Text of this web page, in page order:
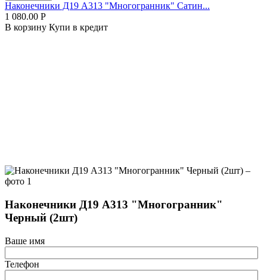
Наконечники Д19 А313 "Многогранник" Сатин...
1 080.00 Р
В корзину Купи в кредит
Наконечники Д19 А313 "Многогранник"
Черный (2шт)
Ваше имя
Телефон